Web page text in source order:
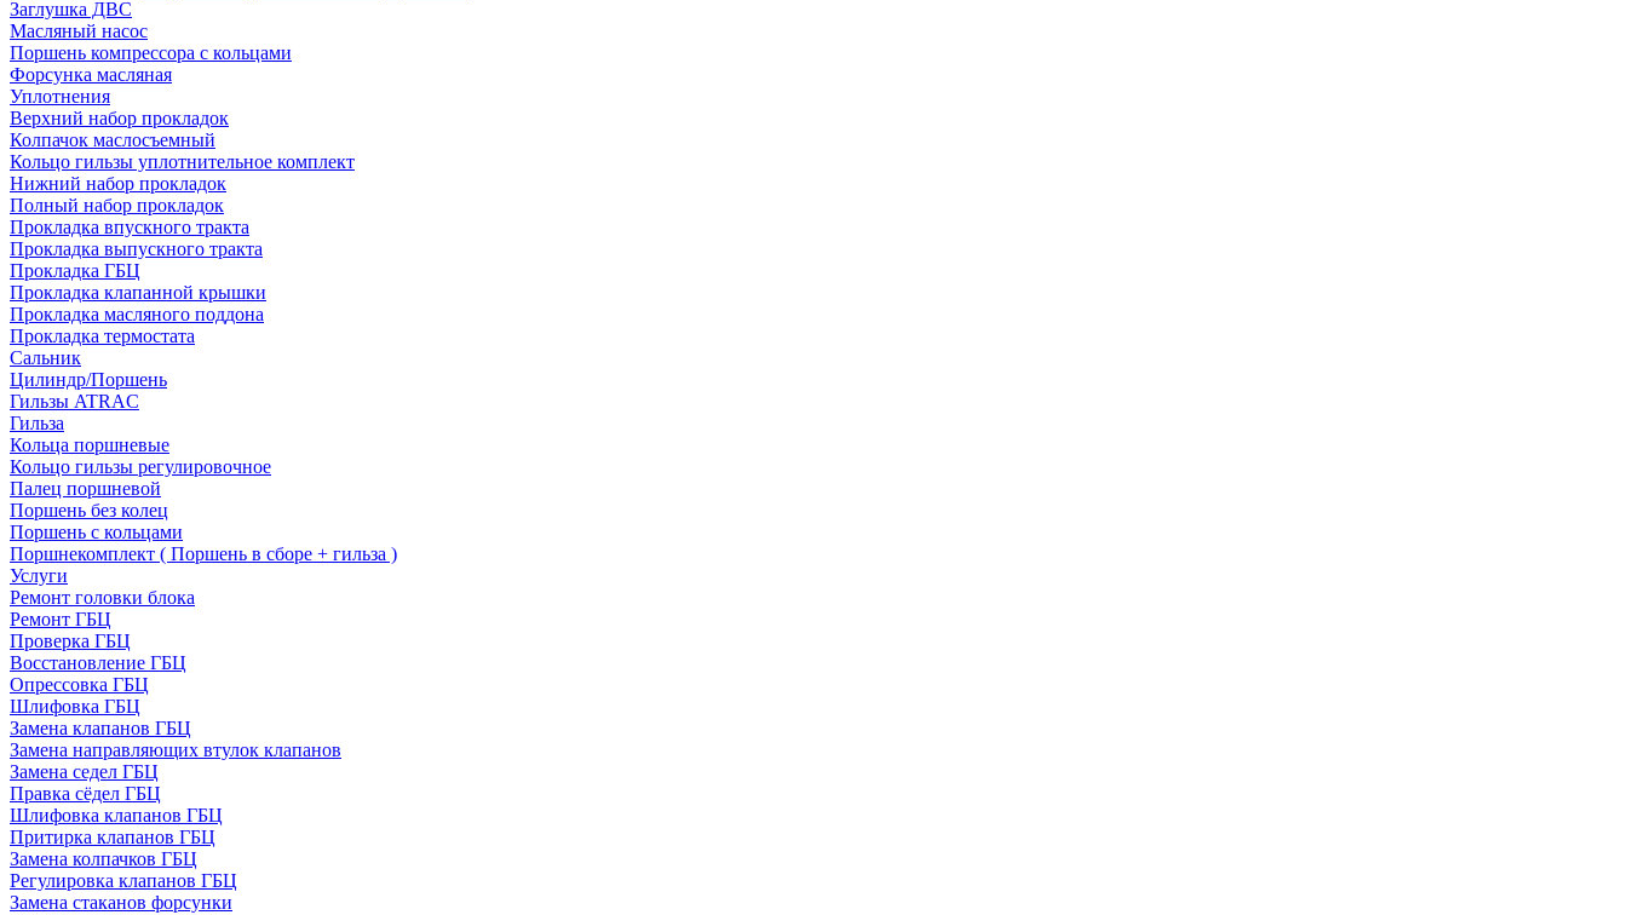
Заглушка ДВС
Масляный насос
Поршень компрессора с кольцами
Форсунка масляная
Уплотнения
Верхний набор прокладок
Колпачок маслосъемный
Кольцо гильзы уплотнительное комплект
Нижний набор прокладок
Полный набор прокладок
Прокладка впускного тракта
Прокладка выпускного тракта
Прокладка ГБЦ
Прокладка клапанной крышки
Прокладка масляного поддона
Прокладка термостата
Сальник
Цилиндр/Поршень
Гильзы ATRAC
Гильза
Кольца поршневые
Кольцо гильзы регулировочное
Палец поршневой
Поршень без колец
Поршень с кольцами
Поршнекомплект ( Поршень в сборе + гильза )
Услуги
Ремонт головки блока
Ремонт ГБЦ
Проверка ГБЦ
Восстановление ГБЦ
Опрессовка ГБЦ
Шлифовка ГБЦ
Замена клапанов ГБЦ
Замена направляющих втулок клапанов
Замена седел ГБЦ
Правка сёдел ГБЦ
Шлифовка клапанов ГБЦ
Притирка клапанов ГБЦ
Замена колпачков ГБЦ
Регулировка клапанов ГБЦ
Замена стаканов форсунки